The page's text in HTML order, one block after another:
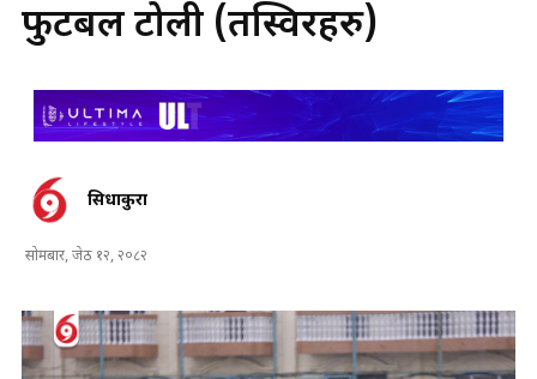
फुटबल टोली (तस्विरहरु)
सिधाकुरा
सोमबार, जेठ १२, २०८२